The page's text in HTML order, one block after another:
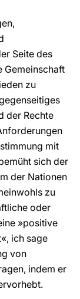
Seite des
Gemeinschaft
zu
der Rechte
mit
sich der
der Nationen
zu
oder
»positive
ich sage
von
indem er